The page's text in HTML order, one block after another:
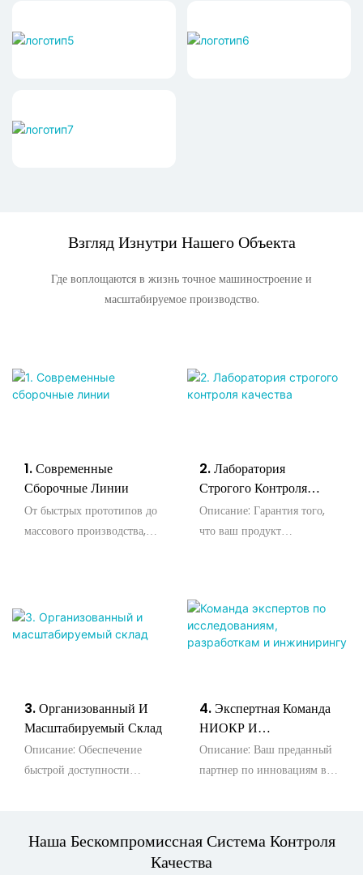
Взгляд Изнутри Нашего Объекта
Где воплощаются в жизнь точное машиностроение и
масштабируемое производство.
1. Современные
Сборочные Линии
От быстрых прототипов до
массового производства,
2. Лаборатория
Строгого Контроля
Качества
Описание: Гарантия того,
что ваш продукт
надежности.
3. Организованный И
Масштабируемый Склад
Описание: Обеспечение
быстрой доступности
4. Экспертная Команда
НИОКР И
Инжиниринга
Описание: Ваш преданный
партнер по инновациям в
Наша Бескомпромиссная Система Контроля
Качества